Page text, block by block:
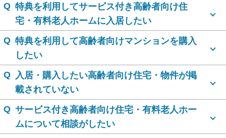
Q 特典を利用してサービス付き高齢者向け住
宅・有料老人ホームに入居したい
Q 特典を利用して高齢者向けマンションを購入
したい
Q 入居・購入したい高齢者向け住宅・物件が掲
載されていない
Q サービス付き高齢者向け住宅・有料老人ホー
ムについて相談がしたい